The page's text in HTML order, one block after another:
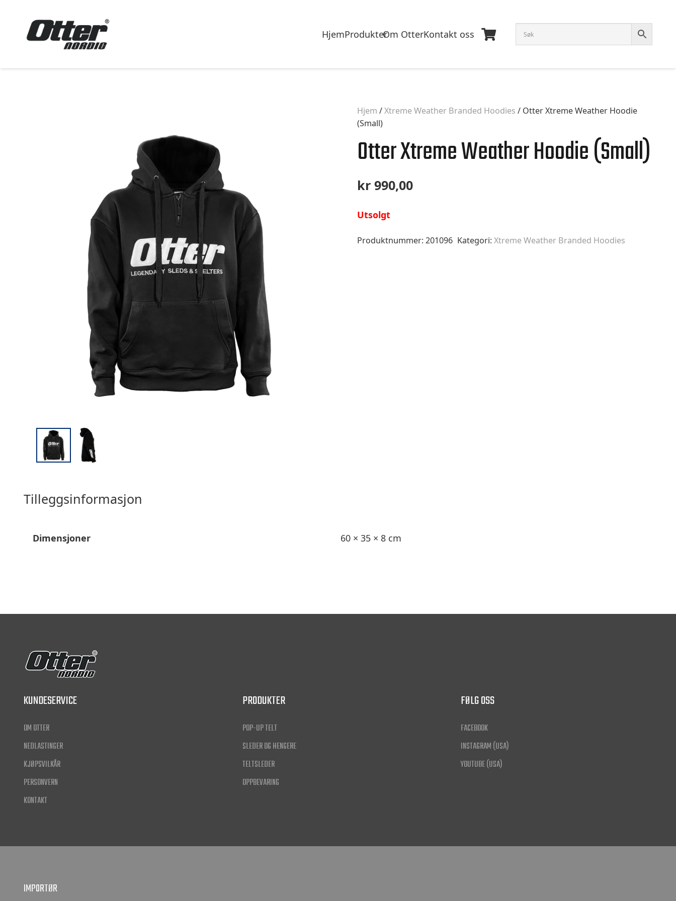
HjemProdukterOm OtterKontakt oss
Hjem /Xtreme Weather Branded Hoodies / Otter Xtreme Weather Hoodie
(Small)
Otter Xtreme Weather Hoodie (Small)
kr990,00
Utsolgt
Produktnummer: 201096 Kategori: Xtreme Weather Branded Hoodies
Tilleggsinformasjon
Dimensjoner 60 × 35 × 8 cm
KUNDESERVICE
OM OTTER
NEDLASTINGER
KJØPSVILKÅR
PERSONVERN
KONTAKT
PRODUKTER
POP-UP TELT
SLEDER OG HENGERE
TELTSLEDER
OPPBEVARING
FØLG OSS
FACEBOOK
INSTAGRAM (USA)
YOUTUBE (USA)
IMPORTØR